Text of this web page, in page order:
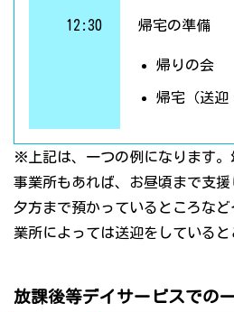
12:30 帰宅の準備
帰りの会
帰宅（送迎
※上記は、一つの例になります。
事業所もあれば、お昼頃まで支
夕方まで預かっているところな
業所によっては送迎をしていると
放課後等デイサービスでの